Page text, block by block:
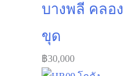
บางพลี คลอง
ขุด
฿30,000